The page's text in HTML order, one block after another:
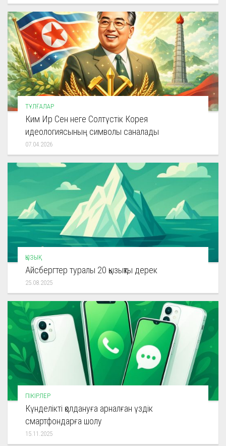
ТҰЛҒАЛАР
Ким Ир Сен неге Солтүстік Корея
идеологиясының символы саналады
07.04.2026
ҚЫЗЫҚ
Айсбергтер туралы 20 қызықты дерек
25.08.2025
ПІКІРЛЕР
Күнделікті қолдануға арналған үздік
смартфондарға шолу
15.11.2025